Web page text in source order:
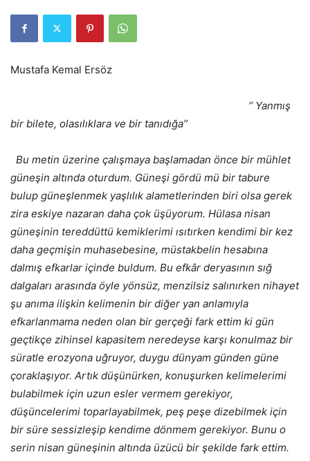
Mustafa Kemal Ersöz
‘’ Yanmış
bir bilete, olasılıklara ve bir tanıdığa’’
Bu metin üzerine çalışmaya başlamadan önce bir mühlet
güneşin altında oturdum. Güneşi gördü mü bir tabure
bulup güneşlenmek yaşlılık alametlerinden biri olsa gerek
zira eskiye nazaran daha çok üşüyorum. Hülasa nisan
güneşinin tereddüttü kemiklerimi ısıtırken kendimi bir kez
daha geçmişin muhasebesine, müstakbelin hesabına
dalmış efkarlar içinde buldum. Bu efkâr deryasının sığ
dalgaları arasında öyle yönsüz, menzilsiz salınırken nihayet
şu anıma ilişkin kelimenin bir diğer yan anlamıyla
efkarlanmama neden olan bir gerçeği fark ettim ki gün
geçtikçe zihinsel kapasitem neredeyse karşı konulmaz bir
süratle erozyona uğruyor, duygu dünyam günden güne
çoraklaşıyor. Artık düşünürken, konuşurken kelimelerimi
bulabilmek için uzun esler vermem gerekiyor,
düşüncelerimi toparlayabilmek, peş peşe dizebilmek için
bir süre sessizleşip kendime dönmem gerekiyor. Bunu o
serin nisan güneşinin altında üzücü bir şekilde fark ettim.